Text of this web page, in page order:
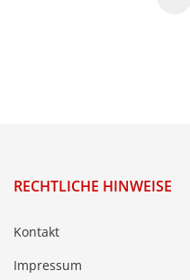
RECHTLICHE HINWEISE
Kontakt
Impressum